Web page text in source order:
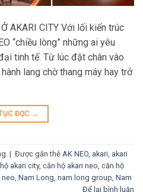
AKARI CITY Với lối kiến trúc
“chiều lòng” những ai yêu
tinh tế. Từ lúc đặt chân vào
lang chờ thang máy hay trở
ĐỌC →
| Được gắn thẻ AK NEO, akari, akari
akari city, căn hộ akari neo, căn hộ
neo, Nam Long, nam long group, Nam
Để lại bình luận